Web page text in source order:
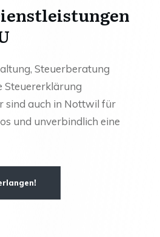
Steuerberatung
Steuererklärung
sind auch in Nottwil für
und unverbindlich eine